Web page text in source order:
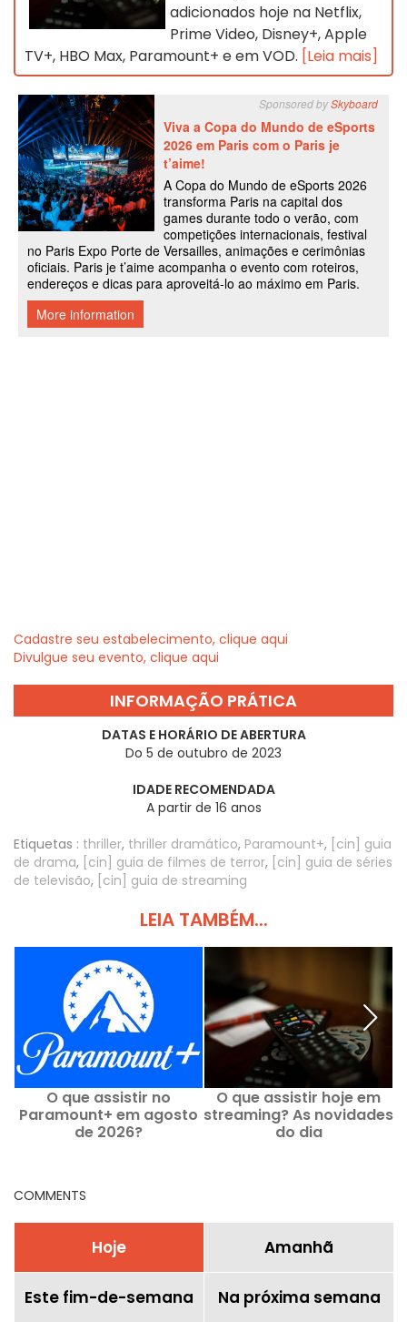
adicionados hoje na Netflix,
Prime Video, Disney+, Apple
TV+, HBO Max, Paramount+ e em VOD. [Leia mais]
Cadastre seu estabelecimento, clique aqui
Divulgue seu evento, clique aqui
INFORMAÇÃO PRÁTICA
DATAS E HORÁRIO DE ABERTURA
Do 5 de outubro de 2023
IDADE RECOMENDADA
A partir de 16 anos
Etiquetas : thriller, thriller dramático, Paramount+, [cin] guia
de drama, [cin] guia de filmes de terror, [cin] guia de séries
de televisão, [cin] guia de streaming
LEIA TAMBÉM...
O que assistir no
Paramount+ em agosto
de 2026?
O que assistir hoje em
streaming? As novidades
do dia
COMMENTS
Hoje Amanhã
Este fim-de-semana Na próxima semana